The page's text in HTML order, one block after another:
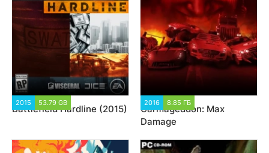
2015 53.79 GB
Battlefield Hardline (2015)
2016 8.85 ГБ
Carmageddon: Max
Damage